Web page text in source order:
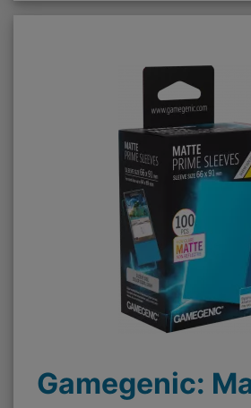
Gamegenic: